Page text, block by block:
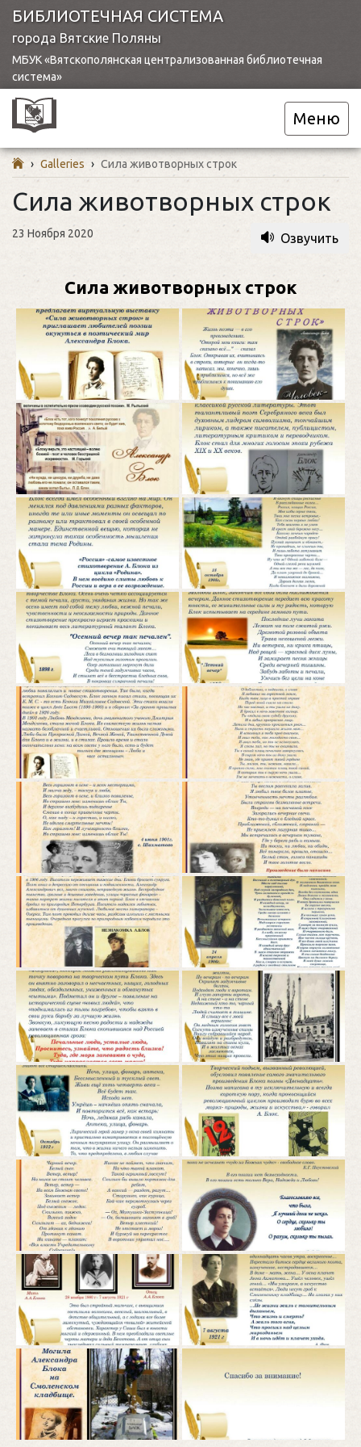
БИБЛИОТЕЧНАЯ СИСТЕМА
города Вятские Поляны
МБУК «Вятскополянская централизованная библиотечная
система»
Меню
› Galleries › Сила животворных строк
Сила животворных строк
23 Ноября 2020 Озвучить
Сила животворных строк